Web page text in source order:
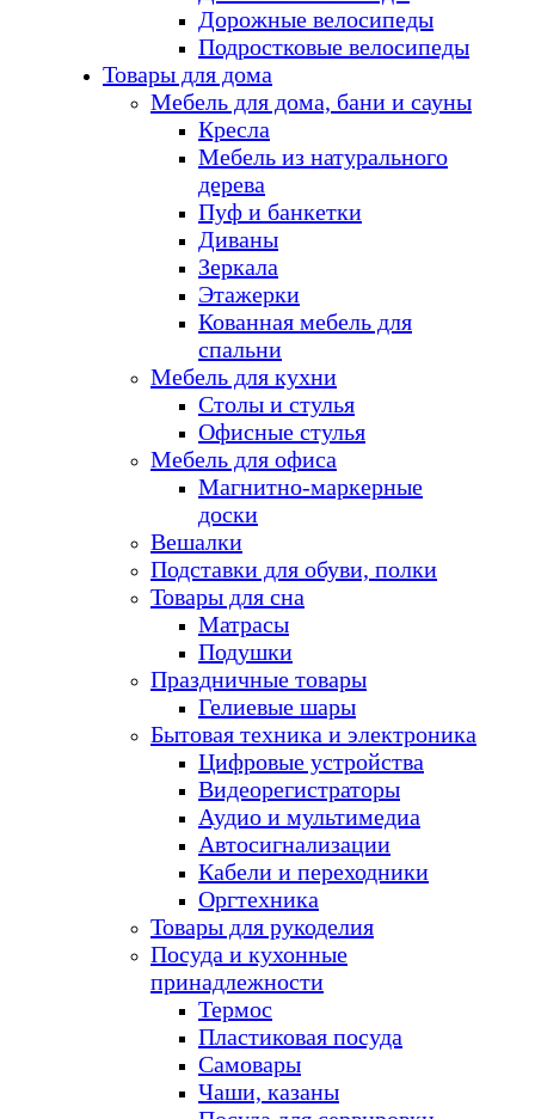
Дорожные велосипеды
Подростковые велосипеды
Товары для дома
Мебель для дома, бани и сауны
Кресла
Мебель из натурального
дерева
Пуф и банкетки
Диваны
Зеркала
Этажерки
Кованная мебель для
спальни
Мебель для кухни
Столы и стулья
Офисные стулья
Мебель для офиса
Магнитно-маркерные
доски
Вешалки
Подставки для обуви, полки
Товары для сна
Матрасы
Подушки
Праздничные товары
Гелиевые шары
Бытовая техника и электроника
Цифровые устройства
Видеорегистраторы
Аудио и мультимедиа
Автосигнализации
Кабели и переходники
Оргтехника
Товары для рукоделия
Посуда и кухонные
принадлежности
Термос
Пластиковая посуда
Самовары
Чаши, казаны